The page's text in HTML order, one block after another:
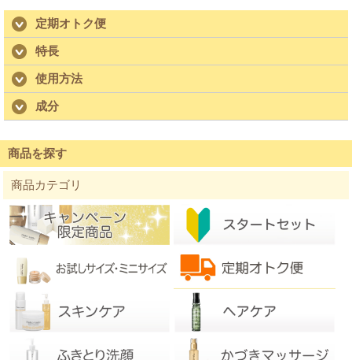
定期オトク便
特長
使用方法
成分
商品を探す
商品カテゴリ